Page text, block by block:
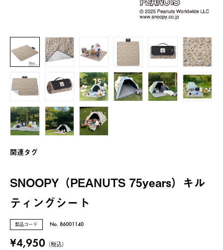
関連タグ
SNOOPY（PEANUTS 75years）キル
ティングシート
製品コード No. 86001140
¥4,950 （税込）